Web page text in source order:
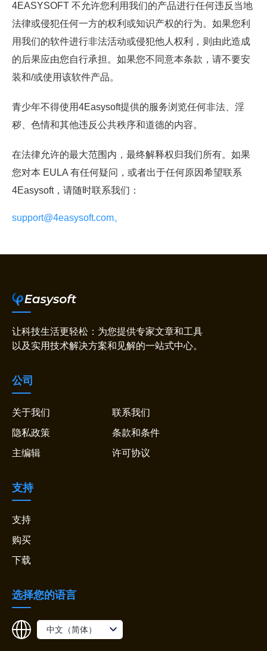
4EASYSOFT 不允许您利用我们的产品进行任何违反当地
法律或侵犯任何一方的权利或知识产权的行为。如果您利
用我们的软件进行非法活动或侵犯他人权利，则由此造成
的后果应由您自行承担。如果您不同意本条款，请不要安
装和/或使用该软件产品。
青少年不得使用4Easysoft提供的服务浏览任何非法、淫
秽、色情和其他违反公共秩序和道德的内容。
在法律允许的最大范围内，最终解释权归我们所有。如果
您对本 EULA 有任何疑问，或者出于任何原因希望联系
4Easysoft，请随时联系我们：
support@4easysoft.com。
让科技生活更轻松：为您提供专家文章和工具
以及实用技术解决方案和见解的一站式中心。
公司
关于我们
联系我们
隐私政策
条款和条件
主编辑
许可协议
支持
支持
购买
下载
选择您的语言
中文（简体）